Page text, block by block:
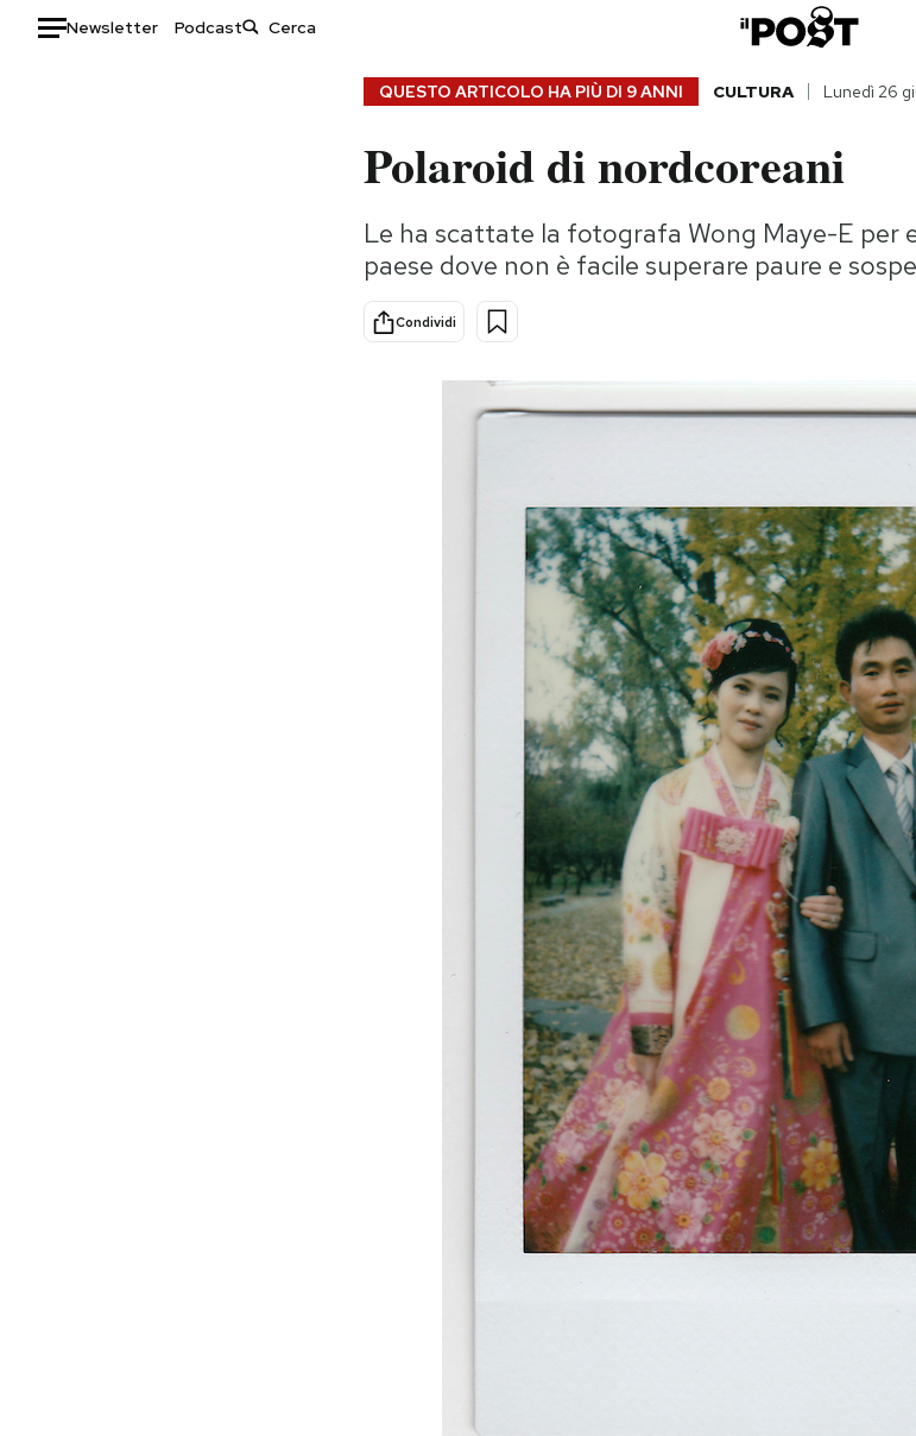
Newsletter Podcast
Consumismi
Storie/Idee
Ok Boomer!
QUESTO ARTICOLO HA PIÙ DI 9 ANNI CULTURA Lunedì 26
Polaroid di nordcoreani
Le ha scattate la fotografa Wong Maye-E per
paese dove non è facile superare paure e
Condividi